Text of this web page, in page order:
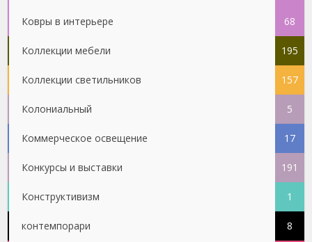
Ковры в интерьере 68
Коллекции мебели 195
Коллекции светильников 157
Колониальный 5
Коммерческое освещение 17
Конкурсы и выставки 191
Конструктивизм 1
контемпорари 8